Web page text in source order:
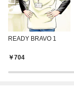
READY BRAVO 1
704